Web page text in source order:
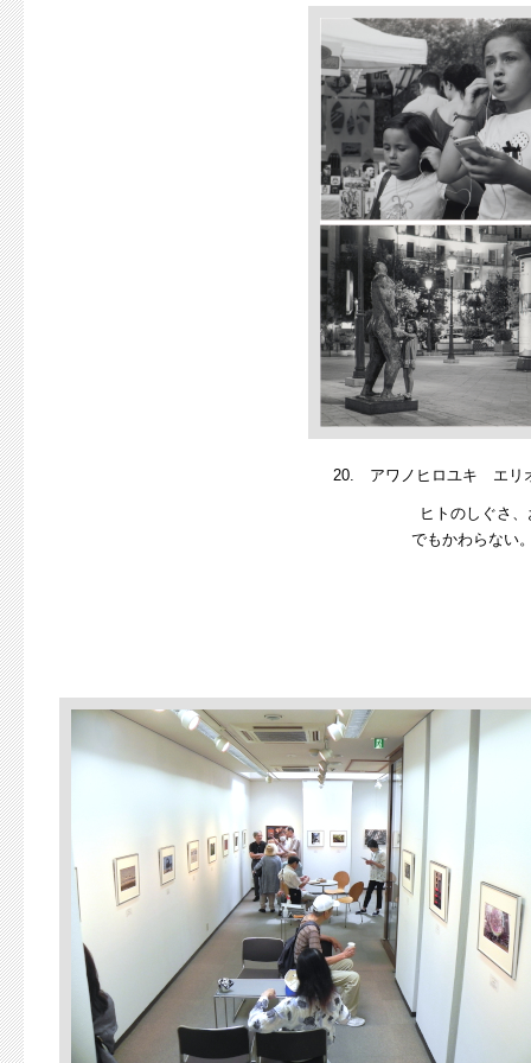
20. アワノヒロユキ エリ
ヒトのしぐさ
でもかわらない